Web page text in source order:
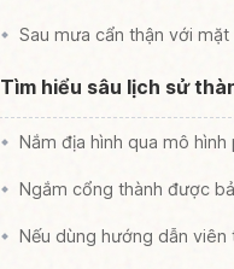
Sau mưa cẩn thận với mặt
Tìm hiểu sâu lịch sử
Nắm địa hình qua mô
Ngắm cổng thành được
Nếu dùng hướng dẫn